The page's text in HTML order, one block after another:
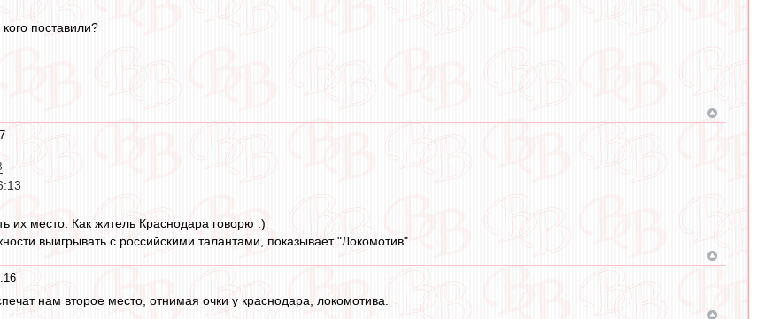
поставили?
их место. Как житель Краснодара говорю :)
выигрывать с российскими талантами, показывает "Локомотив".
нам второе место, отнимая очки у краснодара, локомотива.